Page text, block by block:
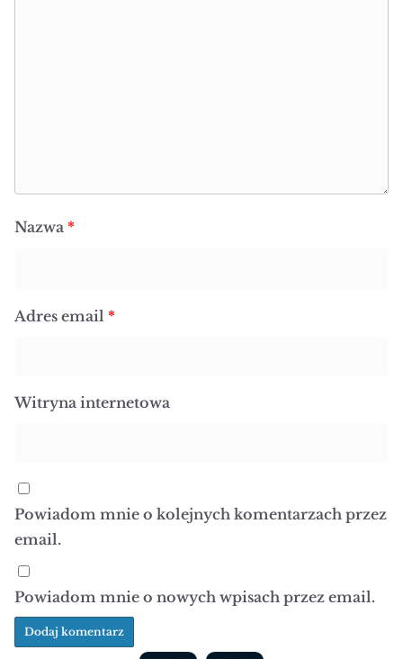
Nazwa *
Adres email *
Witryna internetowa
Powiadom mnie o kolejnych komentarzach przez
email.
Powiadom mnie o nowych wpisach przez email.